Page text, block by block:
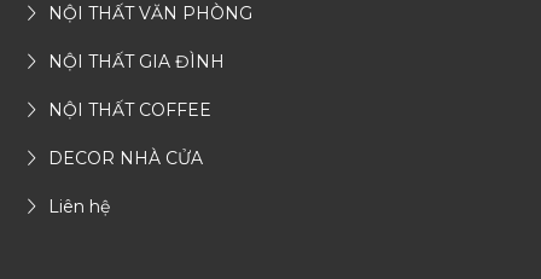
NỘI THẤT VĂN PHÒNG
NỘI THẤT GIA ĐÌNH
NỘI THẤT COFFEE
DECOR NHÀ CỬA
Liên hệ